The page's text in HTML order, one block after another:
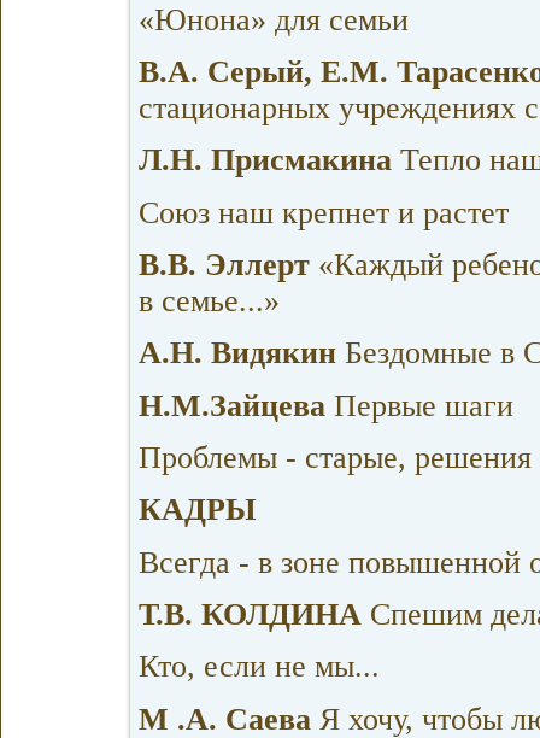
«Юнона» для семьи
В.А. Серый, Е.М.
стационарных учреждениях
Л.Н. Присмакина Тепло
Союз наш крепнет и растет
В.В. Эллерт «Каждый
в семье...»
А.Н. Видякин Бездомные в
Н.М.Зайцева Первые шаги
Проблемы - старые, решения
КАДРЫ
Всегда - в зоне повышенной
Т.В. КОЛДИНА Спешим
Кто, если не мы...
М .А. Саева Я хочу, чтобы